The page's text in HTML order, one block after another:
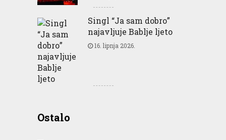
Singl “Ja sam dobro”
najavljuje Bablje ljeto
16. lipnja 2026.
OstaloBusiness Good for People